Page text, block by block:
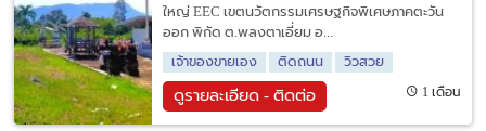
ใหญ่ EEC เขตนวัตกรรมเศรษฐกิจพิเศษภาคตะวัน
ออก พิกัด ต.พลงตาเอี่ยม อ...
เจ้าของขายเอง
ติดถนน วิวสวย
ดูรายละเอียด - ติดต่อ 1 เดือน